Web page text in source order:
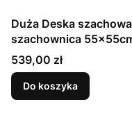
Duża Deska
szachownica
Cena
539,00 zł
Do koszyka